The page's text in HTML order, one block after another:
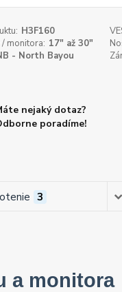
H3F160
monitora: 17" až 30"
- North Bayou
nejaký dotaz?
poradíme!
3
a monitora